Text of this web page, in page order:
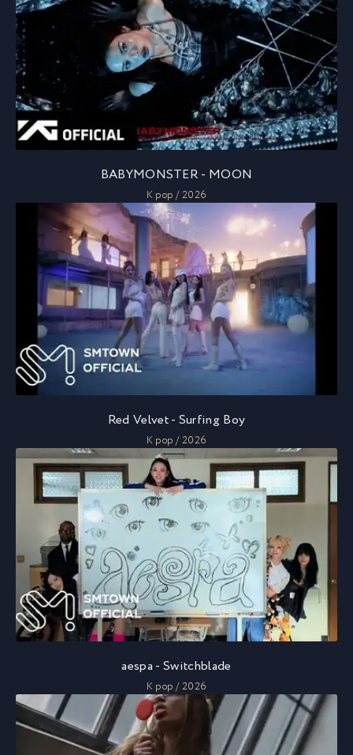
BABYMONSTER - MOON
K pop / 2026
Red Velvet - Surfing Boy
K pop / 2026
aespa - Switchblade
K pop / 2026